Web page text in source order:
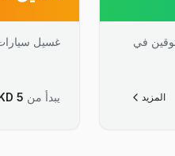
في
المزيد
غسيل
يبدأ من 5